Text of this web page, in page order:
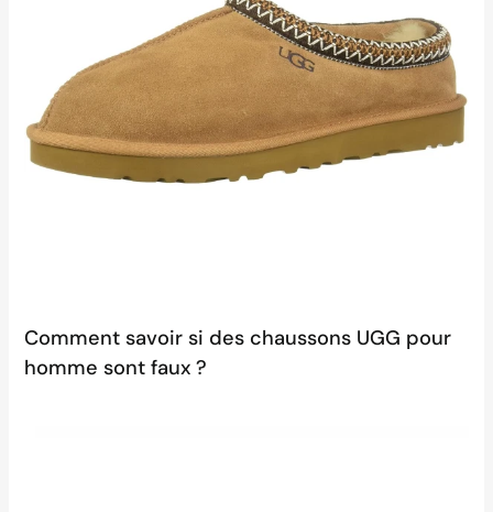
Comment savoir si des chaussons UGG pour
homme sont faux ?